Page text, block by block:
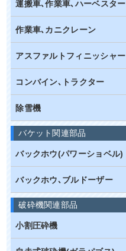
運搬車､作業車､ハーベスター
作業車､カニクレーン
アスファルトフィニッシャー
コンバイン､トラクター
除雪機
バケット関連部品
バックホウ(パワーショベル)
バックホウ､ブルドーザー
破砕機関連部品
小割圧砕機